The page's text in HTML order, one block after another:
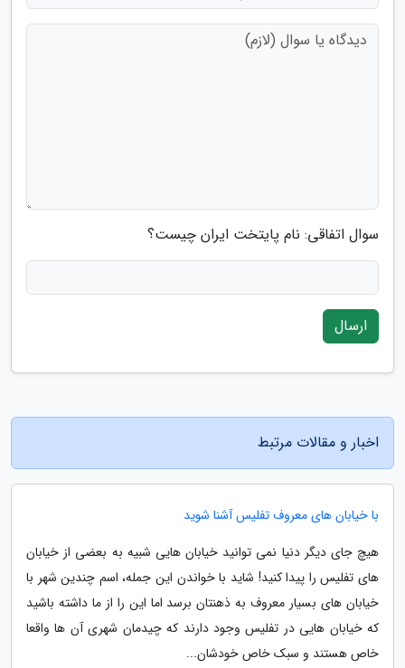
سوال اتفاقی: نام پایتخت ایران چیست؟
ارسال
اخبار و مقالات مرتبط
با خیابان های معروف تفلیس آشنا شوید
هیچ جای دیگر دنیا نمی توانید خیابان هایی شبیه به بعضی از خیابان
های تفلیس را پیدا کنید! شاید با خواندن این جمله، اسم چندین شهر با
خیابان های بسیار معروف به ذهنتان برسد اما این را از ما داشته باشید
که خیابان هایی در تفلیس وجود دارند که چیدمان شهری آن ها واقعا
خاص هستند و سبک خاص خودشان...